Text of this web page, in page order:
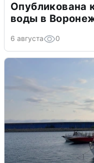
Опубликована
воды в
6 августа 0